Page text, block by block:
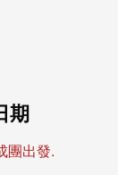
期
團出發.